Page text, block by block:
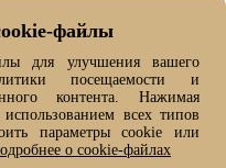
товара и его наличие
файлы
для улучшения вашего
посещаемости и
контента. Нажимая
всех типов
параметры cookie или
о cookie-файлах